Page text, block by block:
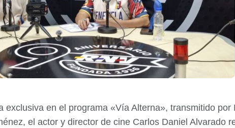
exclusiva en el programa «Vía Alterna», transmitido
el actor y director de cine Carlos Daniel Alvarado